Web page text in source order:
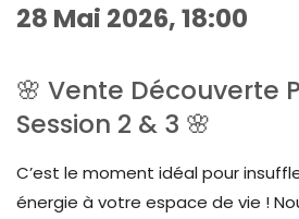
28 Mai 2026, 18:00
🌸 Vente Découverte
Session 2 & 3 🌸
C’est le moment idéal pour
énergie à votre espace de vie !